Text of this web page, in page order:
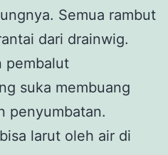
Semua rambut
dari drainwig.
pembalut
suka membuang
penyumbatan.
larut oleh air di